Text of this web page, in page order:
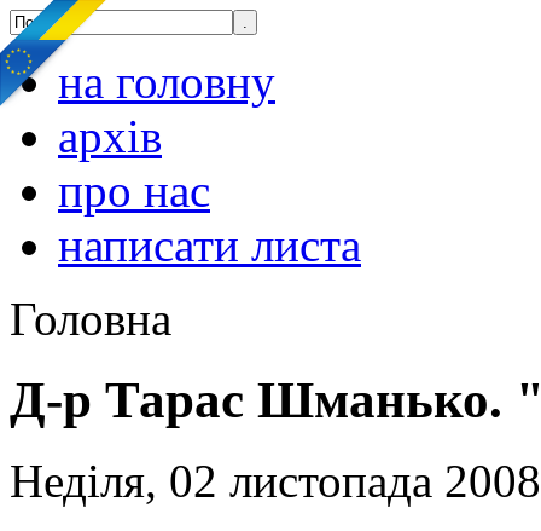
на головну
архів
про нас
написати листа
Головна
Д-р Тарас Шманько.
Неділя, 02 листопада